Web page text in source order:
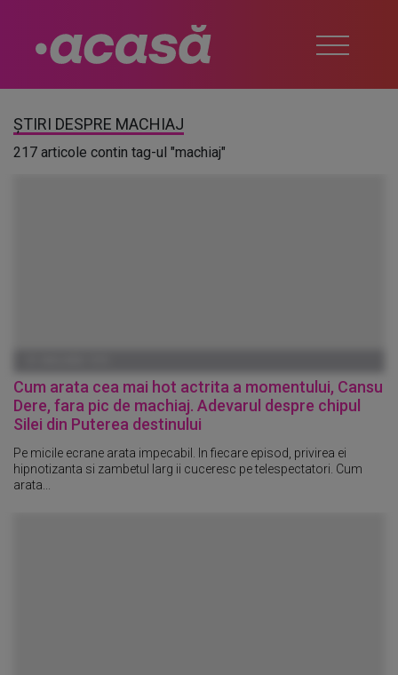
ȘTIRI DESPRE MACHIAJ
217 articole contin tag-ul "machiaj"
Cum arata cea mai hot actrita a momentului, Cansu
Dere, fara pic de machiaj. Adevarul despre chipul
Silei din Puterea destinului
Pe micile ecrane arata impecabil. In fiecare episod, privirea ei
hipnotizanta si zambetul larg ii cuceresc pe telespectatori. Cum
arata...